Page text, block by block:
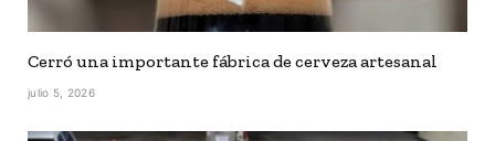
Cerró una importante fábrica de cerveza artesanal
julio 5, 2026